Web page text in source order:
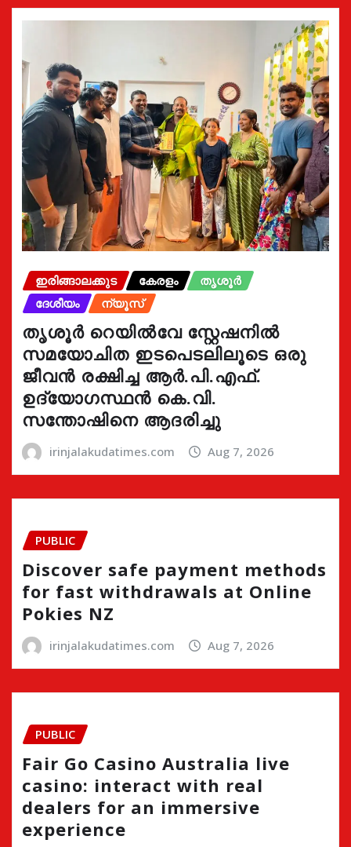
ഇരിങ്ങാലക്കുട കേരളം
തൃശൂർ
ദേശീയം
ന്യൂസ്
തൃശൂർ റെയിൽവേ സ്റ്റേഷനിൽ
സമയോചിത ഇടപെടലിലൂടെ ഒരു
ജീവൻ രക്ഷിച്ച ആർ.പി.എഫ്.
ഉദ്യോഗസ്ഥൻ കെ.വി.
സന്തോഷിനെ ആദരിച്ചു
irinjalakudatimes.com Aug 7, 2026
PUBLIC
Discover safe payment methods
for fast withdrawals at Online
Pokies NZ
irinjalakudatimes.com Aug 7, 2026
PUBLIC
Fair Go Casino Australia live
casino: interact with real
dealers for an immersive
experience